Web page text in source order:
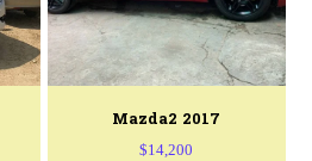
Mazda2 2017
$14,200